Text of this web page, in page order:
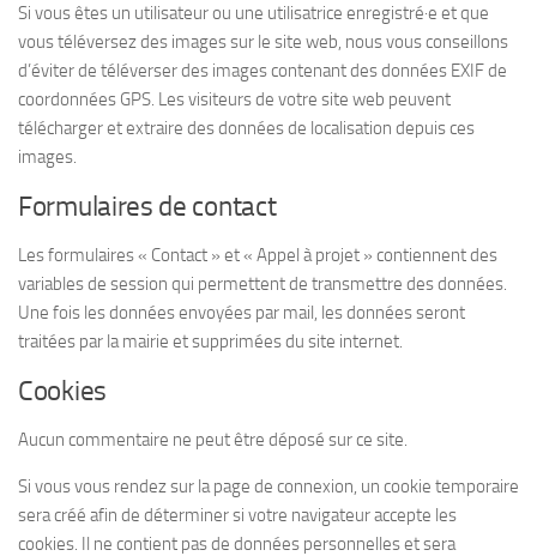
Si vous êtes un utilisateur ou une utilisatrice enregistré·e et que
vous téléversez des images sur le site web, nous vous conseillons
d’éviter de téléverser des images contenant des données EXIF de
coordonnées GPS. Les visiteurs de votre site web peuvent
télécharger et extraire des données de localisation depuis ces
images.
Formulaires de contact
Les formulaires « Contact » et « Appel à projet » contiennent des
variables de session qui permettent de transmettre des données.
Une fois les données envoyées par mail, les données seront
traitées par la mairie et supprimées du site internet.
Cookies
Aucun commentaire ne peut être déposé sur ce site.
Si vous vous rendez sur la page de connexion, un cookie temporaire
sera créé afin de déterminer si votre navigateur accepte les
cookies. Il ne contient pas de données personnelles et sera